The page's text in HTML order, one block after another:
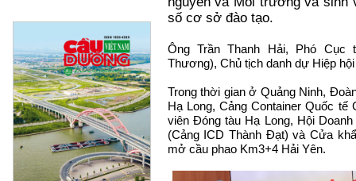
số cơ sở đào tạo.
Ông Trần Thanh Hải, Phó Cục
Thương), Chủ tịch danh dự Hiệp
Trong thời gian ở Quảng Ninh,
Hạ Long, Cảng Container Quốc
viên Đóng tàu Hạ Long, Hội
(Cảng ICD Thành Đạt) và Cửa
mở cầu phao Km3+4 Hải Yên.